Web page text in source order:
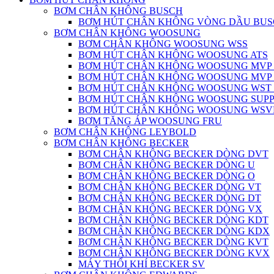
BƠM CHÂN KHÔNG BUSCH
BƠM HÚT CHÂN KHÔNG VÒNG DẦU
BƠM CHÂN KHÔNG WOOSUNG
BƠM CHÂN KHÔNG WOOSUNG WSS
BƠM HÚT CHÂN KHÔNG WOOSUNG ATS
BƠM HÚT CHÂN KHÔNG WOOSUNG MVP
BƠM HÚT CHÂN KHÔNG WOOSUNG MVP
BƠM HÚT CHÂN KHÔNG WOOSUNG WST
BƠM HÚT CHÂN KHÔNG WOOSUNG
BƠM HÚT CHÂN KHÔNG WOOSUNG
BƠM TĂNG ÁP WOOSUNG FRU
BƠM CHÂN KHÔNG LEYBOLD
BƠM CHÂN KHÔNG BECKER
BƠM CHÂN KHÔNG BECKER DÒNG DVT
BƠM CHÂN KHÔNG BECKER DÒNG U
BƠM CHÂN KHÔNG BECKER DÒNG O
BƠM CHÂN KHÔNG BECKER DÒNG VT
BƠM CHÂN KHÔNG BECKER DÒNG DT
BƠM CHÂN KHÔNG BECKER DÒNG VX
BƠM CHÂN KHÔNG BECKER DÒNG KDT
BƠM CHÂN KHÔNG BECKER DÒNG KDX
BƠM CHÂN KHÔNG BECKER DÒNG KVT
BƠM CHÂN KHÔNG BECKER DÒNG KVX
MÁY THỔI KHÍ BECKER SV